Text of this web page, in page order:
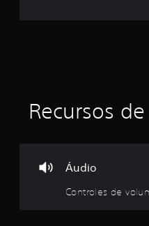
Recursos
Áudio
Controles de